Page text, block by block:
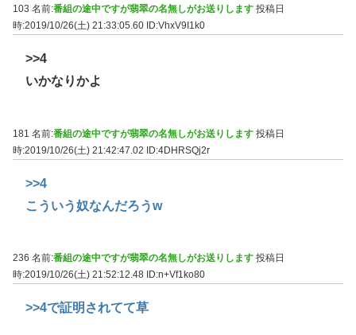
103 名前:番組の途中ですが翡翠の名無しがお送りします 投稿日
時:2019/10/26(土) 21:33:05.60 ID:VhxV9I1k0
>>4
いかなりかよ
181 名前:番組の途中ですが翡翠の名無しがお送りします 投稿日
時:2019/10/26(土) 21:42:47.02 ID:4DHRSQj2r
>>4
こういう奴なんだろうw
236 名前:番組の途中ですが翡翠の名無しがお送りします 投稿日
時:2019/10/26(土) 21:52:12.48 ID:n+Vf1ko80
>>4で証明されてて草